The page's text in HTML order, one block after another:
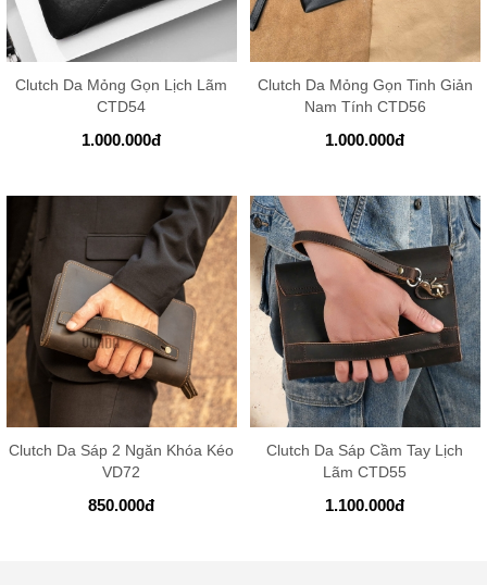
Clutch Da Mỏng Gọn Lịch Lãm
CTD54
1.000.000đ
Clutch Da Mỏng Gọn Tinh Giản
Nam Tính CTD56
1.000.000đ
Clutch Da Sáp 2 Ngăn Khóa Kéo
VD72
850.000đ
Clutch Da Sáp Cầm Tay Lịch
Lãm CTD55
1.100.000đ